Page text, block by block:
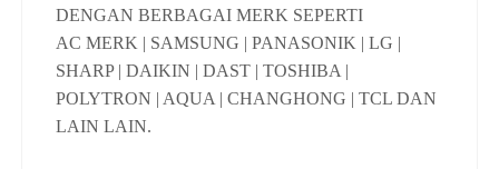
DENGAN BERBAGAI MERK SEPERTI
AC MERK | SAMSUNG | PANASONIK | LG |
SHARP | DAIKIN | DAST | TOSHIBA |
POLYTRON | AQUA | CHANGHONG | TCL DAN
LAIN LAIN.